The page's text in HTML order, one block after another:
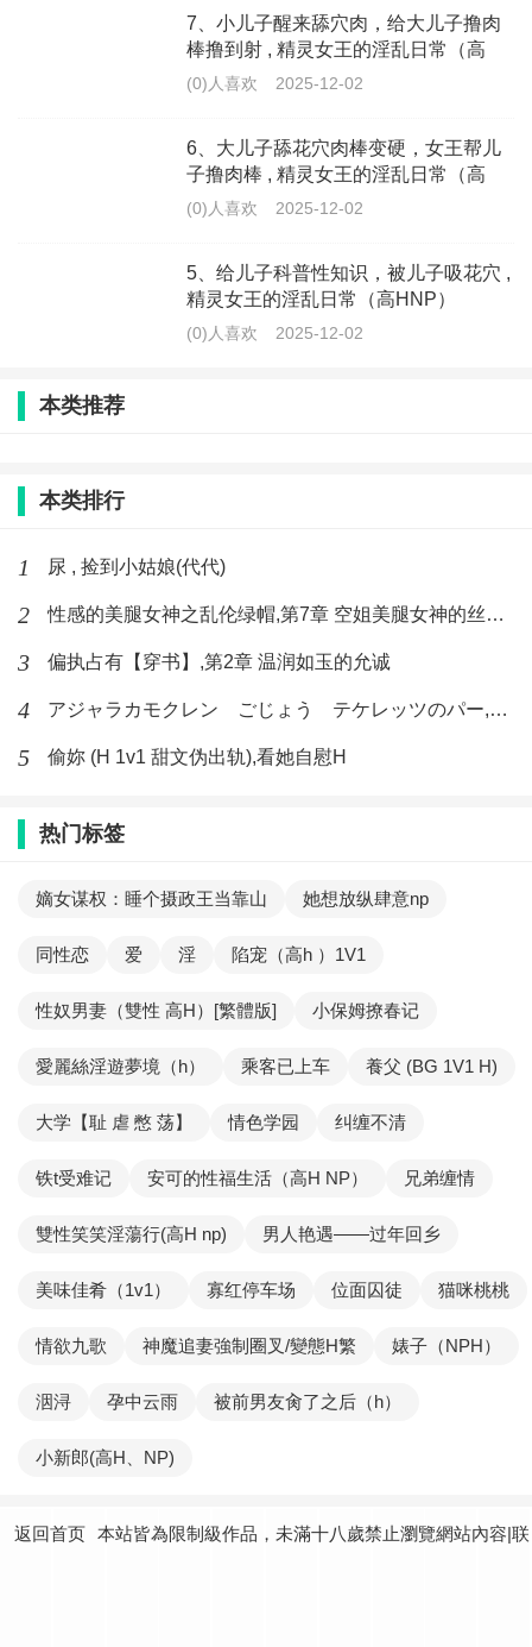
7、小儿子醒来舔穴肉，给大儿子撸肉
棒撸到射 , 精灵女王的淫乱日常（高
HNP）(youyou)
(0)人喜欢 2025-12-02
6、大儿子舔花穴肉棒变硬，女王帮儿
子撸肉棒 , 精灵女王的淫乱日常（高
HNP）(youyou)
(0)人喜欢 2025-12-02
5、给儿子科普性知识，被儿子吸花穴 ,
精灵女王的淫乱日常（高HNP）
(youyou)
(0)人喜欢 2025-12-02
本类推荐
本类排行
1 尿 , 捡到小姑娘(代代)
2 性感的美腿女神之乱伦绿帽,第7章 空姐美腿女神的丝袜足交
3 偏执占有【穿书】,第2章 温润如玉的允诚
4 アジャラカモクレン ごじょう テケレッツのパー,【No. 42 Rube Goldberg Machine】十四
5 偷妳 (H 1v1 甜文伪出轨),看她自慰H
热门标签
嫡女谋权：睡个摄政王当靠山 她想放纵肆意np
同性恋 爱 淫 陷宠（高h ）1V1
性奴男妻（雙性 高H）[繁體版] 小保姆撩春记
愛麗絲淫遊夢境（h） 乘客已上车 養父 (BG 1V1 H)
大学【耻 虐 憋 荡】 情色学园 纠缠不清
铁t受难记 安可的性福生活（高H NP） 兄弟缠情
雙性笑笑淫蕩行(高H np) 男人艳遇——过年回乡
美味佳肴（1v1） 寡红停车场 位面囚徒 猫咪桃桃
情欲九歌 神魔追妻強制圈叉/變態H繁 婊子（NPH）
洇浔 孕中云雨 被前男友肏了之后（h）
小新郎(高H、NP)
返回首页 本站皆為限制級作品，未滿十八歲禁止瀏覽網站內容|联